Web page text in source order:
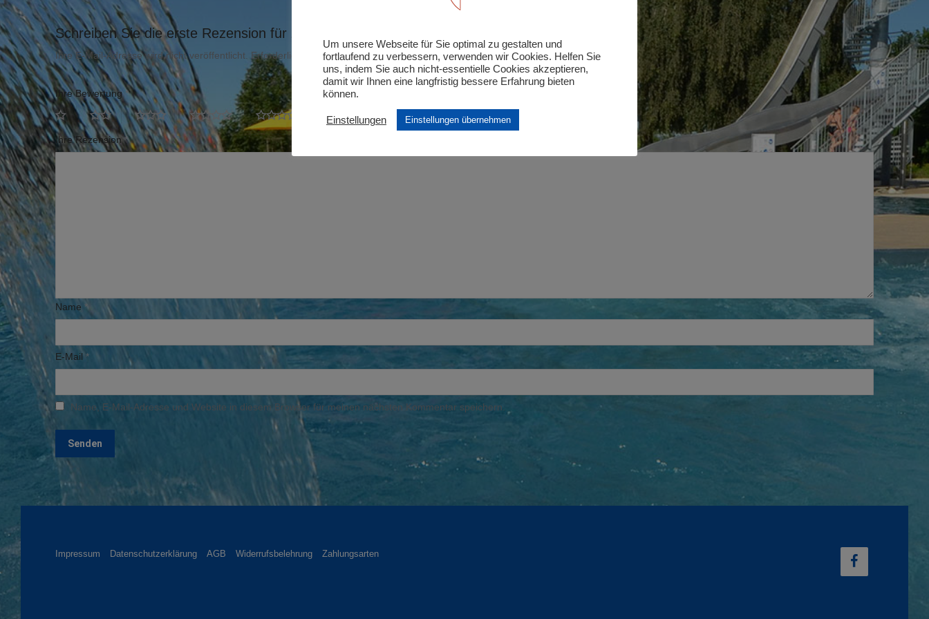
Schreiben Sie die erste Rezension für „Mitgliedschaft Hansefit“
Ihre E-Mail-Adresse wird nicht veröffentlicht. Erforderliche Felder sind mit*markiert
Ihre Bewertung *
Ihre Rezension*
Name *
E-Mail *
Name, E-Mail-Adresse und Website in diesem Browser für meinen nächsten Kommentar speichern.
Impressum Datenschutzerklärung AGB Widerrufsbelehrung Zahlungsarten
Um unsere Webseite für Sie optimal zu gestalten und
fortlaufend zu verbessern, verwenden wir Cookies. Helfen Sie
uns, indem Sie auch nicht-essentielle Cookies akzeptieren,
damit wir Ihnen eine langfristig bessere Erfahrung bieten
können.
Einstellungen Einstellungen übernehmen